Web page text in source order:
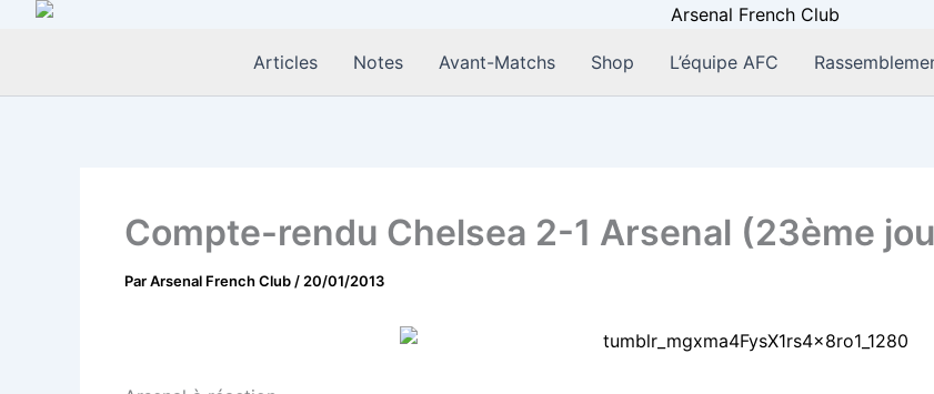
Aller
Articles Notes Avant-Matchs Shop L’équipe AFC
Compte-rendu Chelsea 2-1 Arsenal (23ème
ParArsenal French Club / 20/01/2013